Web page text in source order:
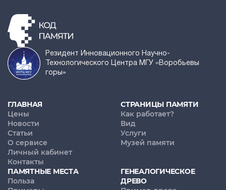
Резидент Инновационного Научно-
Технологического Центра МГУ «Воробьевы
горы»
ГЛАВНАЯ
Цены
Новости
Статьи
О сервисе
Личный кабинет
Контакты
СТРАНИЦЫ ПАМЯТИ
Как работает?
Вид
Услуги
Музей памяти
ПАМЯТНЫЕ МЕСТА
Польза
ГЕНЕАЛОГИЧЕСКОЕ
ДРЕВО